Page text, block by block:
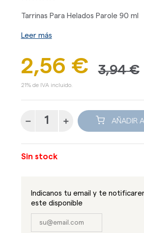
Tarrinas Para Helados Parole 90 ml
Leer más
2,56 € 3,94 €
21% de IVA incluido.
AÑADIR
Sin stock
Indicanos tu email y te
este disponible